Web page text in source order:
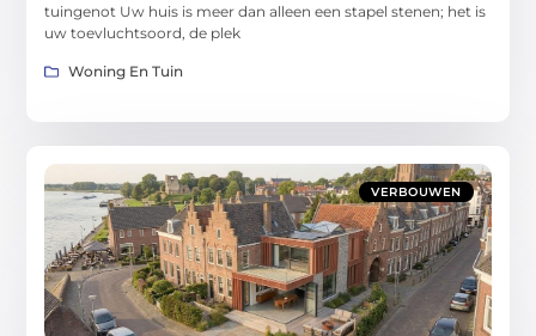
tuingenot Uw huis is meer dan alleen een stapel stenen; het is
uw toevluchtsoord, de plek
Woning En Tuin
VERBOUWEN